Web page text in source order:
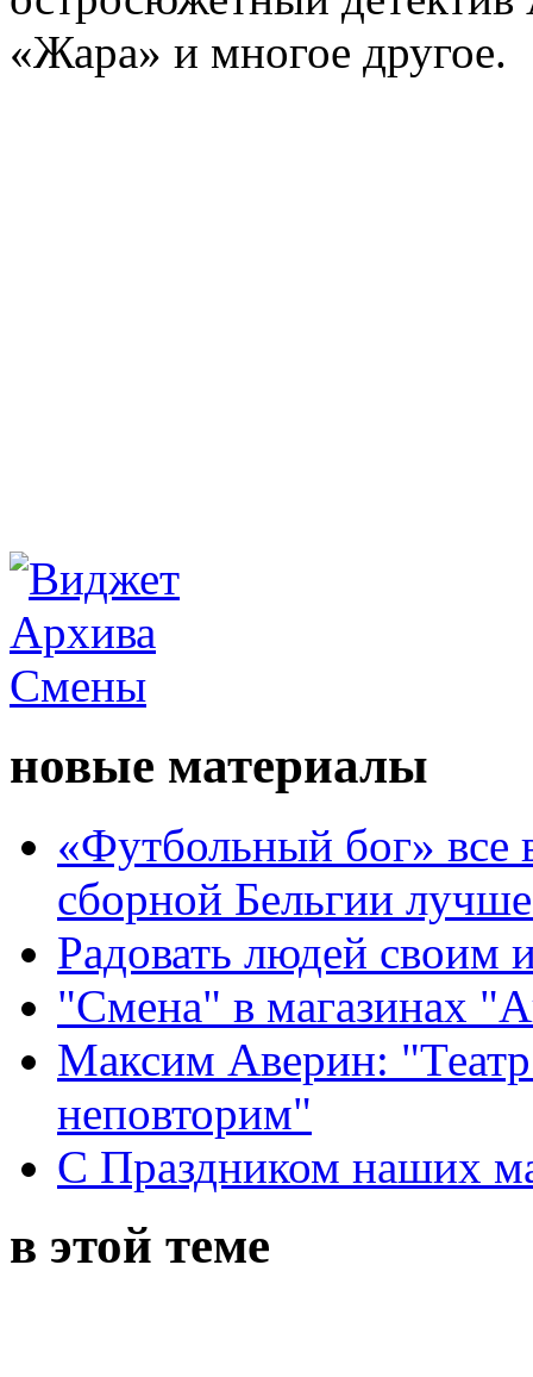
«Жара» и многое другое.
новые материалы
«Футбольный бог» все
сборной Бельгии
Радовать людей своим
"Смена" в магазинах
Максим Аверин:
неповторим"
С Праздником наших
в этой теме